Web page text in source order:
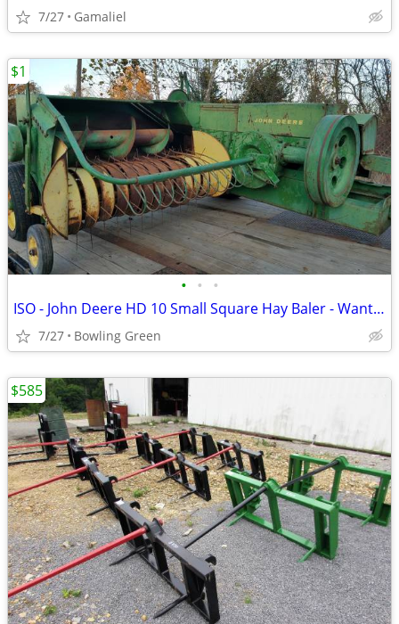
7/27 Gamaliel
• • •
ISO - John Deere HD 10 Small Square Hay Baler - Wanted To BUY
7/27 Bowling Green
$1
$585